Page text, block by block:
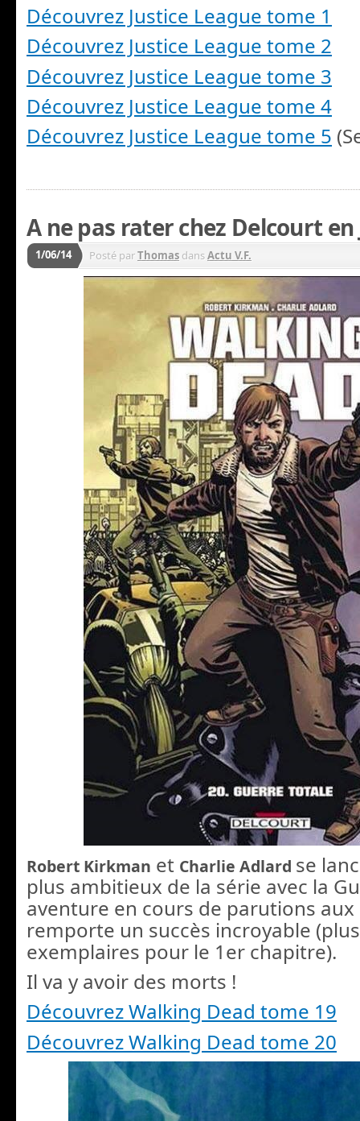
Découvrez Justice League tome 1
Découvrez Justice League tome 2
Découvrez Justice League tome 3
Découvrez Justice League tome 4
Découvrez Justice League tome 5
A ne pas rater chez Delcourt en
1/06/14 Posté parThomas dansActu V.F.
Robert Kirkman et Charlie Adlard se
plus ambitieux de la série avec la
aventure en cours de parutions aux
remporte un succès incroyable
exemplaires pour le 1er chapitre).
Il va y avoir des morts !
Découvrez Walking Dead tome 19
Découvrez Walking Dead tome 20